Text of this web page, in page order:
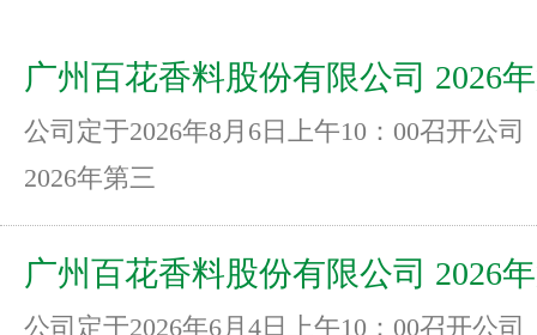
广州百花香料股份有限公司 2026
三次临时股东大会通知
公司定于2026年8月6日上午10：00召开公司
2026年第三
广州百花香料股份有限公司 2026
公司定于2026年6月4日上午10：00召开公司